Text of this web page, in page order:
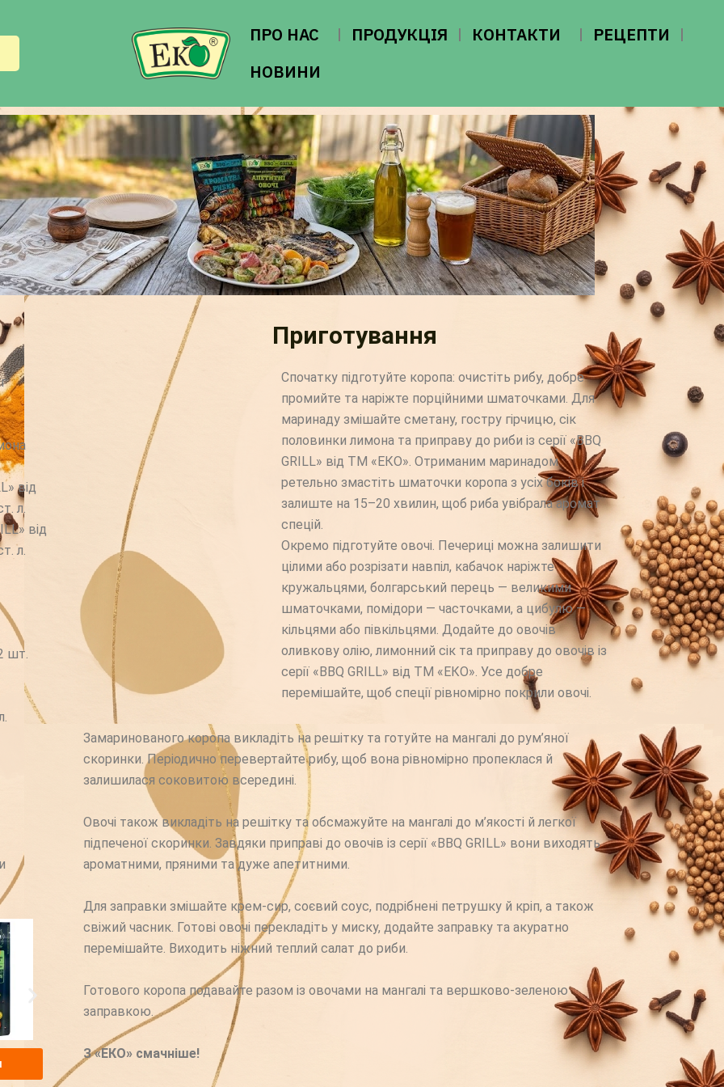
ПРО НАС ПРОДУКЦІЯ КОНТАКТИ
РЕЦЕПТИ
НОВИНИ
від
л.
від
л.
шт.
Приготування
Спочатку підготуйте коропа: очистіть рибу, добре
промийте та наріжте порційними шматочками. Для
маринаду змішайте сметану, гостру гірчицю, сік
половинки лимона та приправу до риби із серії «BBQ
GRILL» від ТМ «ЕКО». Отриманим маринадом
ретельно змастіть шматочки коропа з усіх боків і
залиште на 15–20 хвилин, щоб риба увібрала аромат
спецій.
Окремо підготуйте овочі. Печериці можна залишити
цілими або розрізати навпіл, кабачок наріжте
кружальцями, болгарський перець — великими
шматочками, помідори — часточками, а цибулю —
кільцями або півкільцями. Додайте до овочів
оливкову олію, лимонний сік та приправу до овочів із
серії «BBQ GRILL» від ТМ «ЕКО». Усе добре
перемішайте, щоб спеції рівномірно покрили овочі.
Замаринованого коропа викладіть на решітку та готуйте на мангалі до рум’яної
скоринки. Періодично перевертайте рибу, щоб вона рівномірно пропеклася й
залишилася соковитою всередині.
Овочі також викладіть на решітку та обсмажуйте на мангалі до м’якості й легкої
підпеченої скоринки. Завдяки приправі до овочів із серії «BBQ GRILL» вони виходять
ароматними, пряними та дуже апетитними.
Для заправки змішайте крем-сир, соєвий соус, подрібнені петрушку й кріп, а також
свіжий часник. Готові овочі перекладіть у миску, додайте заправку та акуратно
перемішайте. Виходить ніжний теплий салат до риби.
Готового коропа подавайте разом із овочами на мангалі та вершково-зеленою
заправкою.
З «ЕКО» смачніше!